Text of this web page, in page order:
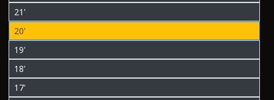
21'
20'
19'
18'
17'